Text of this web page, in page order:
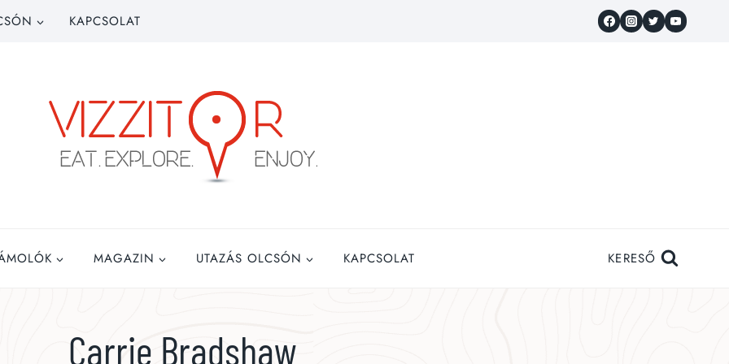
KAPCSOLAT
MAGAZIN UTAZÁS OLCSÓN KAPCSOLAT KERESŐ
Carrie Bradshaw